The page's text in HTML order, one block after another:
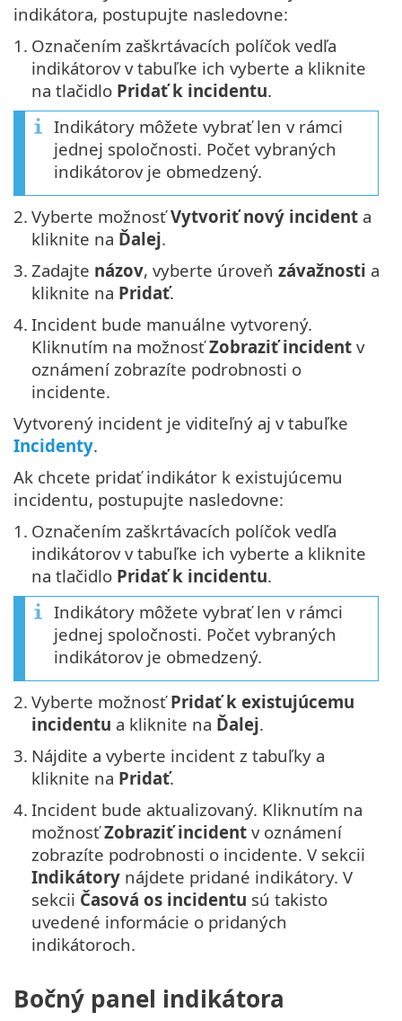
indikátora, postupujte nasledovne:
1. Označením zaškrtávacích políčok vedľa
indikátorov v tabuľke ich vyberte a kliknite
na tlačidlo Pridať k incidentu.
Indikátory môžete vybrať len v rámci
jednej spoločnosti. Počet vybraných
indikátorov je obmedzený.
2. Vyberte možnosťVytvoriť nový incident a
kliknite na Ďalej.
3. Zadajte názov, vyberte úroveň závažnosti a
kliknite na Pridať.
4. Incident bude manuálne vytvorený.
Kliknutím na možnosťZobraziť incident v
oznámení zobrazíte podrobnosti o
incidente.
Vytvorený incident je viditeľný aj v tabuľke
Incidenty.
Ak chcete pridať indikátor k existujúcemu
incidentu, postupujte nasledovne:
1. Označením zaškrtávacích políčok vedľa
indikátorov v tabuľke ich vyberte a kliknite
na tlačidlo Pridať k incidentu.
Indikátory môžete vybrať len v rámci
jednej spoločnosti. Počet vybraných
indikátorov je obmedzený.
2. Vyberte možnosťPridať k existujúcemu
incidentu a kliknite na Ďalej.
3. Nájdite a vyberte incident z tabuľky a
kliknite na Pridať.
4. Incident bude aktualizovaný. Kliknutím na
možnosťZobraziť incident v oznámení
zobrazíte podrobnosti o incidente. V sekcii
Indikátory nájdete pridané indikátory. V
sekcii Časová os incidentu sú takisto
uvedené informácie o pridaných
indikátoroch.
Bočný panel indikátora